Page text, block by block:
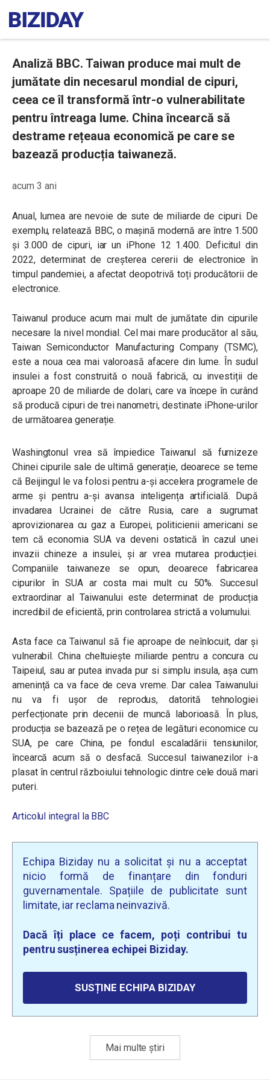
Analiză BBC. Taiwan produce mai mult de
jumătate din necesarul mondial de cipuri,
ceea ce îl transformă într-o vulnerabilitate
pentru întreaga lume. China încearcă să
destrame rețeaua economică pe care se
bazează producția taiwaneză.
acum 3 ani
Anual, lumea are nevoie de sute de miliarde de cipuri. De
exemplu, relatează BBC, o mașină modernă are între 1.500
și 3.000 de cipuri, iar un iPhone 12 1.400. Deficitul din
2022, determinat de creșterea cererii de electronice în
timpul pandemiei, a afectat deopotrivă toți producătorii de
electronice.
Taiwanul produce acum mai mult de jumătate din cipurile
necesare la nivel mondial. Cel mai mare producător al său,
Taiwan Semiconductor Manufacturing Company (TSMC),
este a noua cea mai valoroasă afacere din lume. În sudul
insulei a fost construită o nouă fabrică, cu investiții de
aproape 20 de miliarde de dolari, care va începe în curând
să producă cipuri de trei nanometri, destinate iPhone-urilor
de următoarea generație.
Washingtonul vrea să împiedice Taiwanul să furnizeze
Chinei cipurile sale de ultimă generație, deoarece se teme
că Beijingul le va folosi pentru a-și accelera programele de
arme și pentru a-și avansa inteligența artificială. După
invadarea Ucrainei de către Rusia, care a sugrumat
aprovizionarea cu gaz a Europei, politicienii americani se
tem că economia SUA va deveni ostatică în cazul unei
invazii chineze a insulei, și ar vrea mutarea producției.
Companiile taiwaneze se opun, deoarece fabricarea
cipurilor în SUA ar costa mai mult cu 50%. Succesul
extraordinar al Taiwanului este determinat de producția
incredibil de eficientă, prin controlarea strictă a volumului.
Asta face ca Taiwanul să fie aproape de neînlocuit, dar și
vulnerabil. China cheltuiește miliarde pentru a concura cu
Taipeiul, sau ar putea invada pur si simplu insula, așa cum
amenință ca va face de ceva vreme. Dar calea Taiwanului
nu va fi ușor de reprodus, datorită tehnologiei
perfecționate prin decenii de muncă laborioasă. În plus,
producția se bazează pe o rețea de legături economice cu
SUA, pe care China, pe fondul escaladării tensiunilor,
încearcă acum să o desfacă. Succesul taiwanezilor i-a
plasat în centrul războiului tehnologic dintre cele două mari
puteri.
Articolul integral la BBC
Echipa Biziday nu a solicitat și nu a acceptat
nicio formă de finanțare din fonduri
guvernamentale. Spațiile de publicitate sunt
limitate, iar reclama neinvazivă.
Dacă îți place ce facem, poți contribui tu
pentru susținerea echipei Biziday.
SUSȚINE ECHIPA BIZIDAY
Mai multe știri